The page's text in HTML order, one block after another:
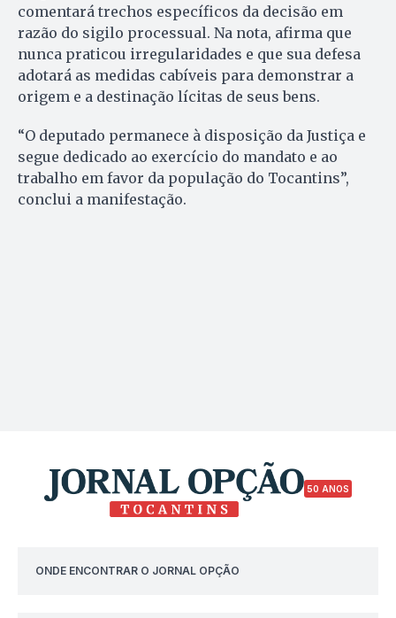
comentará trechos específicos da decisão em
razão do sigilo processual. Na nota, afirma que
nunca praticou irregularidades e que sua defesa
adotará as medidas cabíveis para demonstrar a
origem e a destinação lícitas de seus bens.
“O deputado permanece à disposição da Justiça e
segue dedicado ao exercício do mandato e ao
trabalho em favor da população do Tocantins”,
conclui a manifestação.
50 ANOS
ONDE ENCONTRAR O JORNAL OPÇÃO